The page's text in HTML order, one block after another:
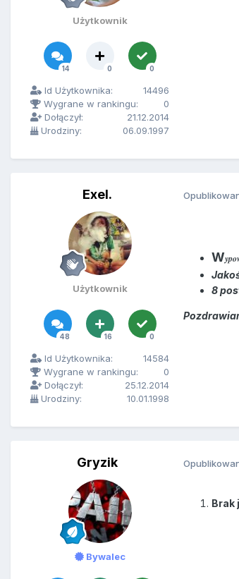
Użytkownik
14 0 0
Id Użytkownika:
14496
Wygrane w rankingu:
0
Dołączył:
21.12.2014
Urodziny:
06.09.1997
Exel.
Użytkownik
48 16 0
Id Użytkownika:
14584
Wygrane w rankingu:
0
Dołączył:
25.12.2014
Urodziny:
10.01.1998
W
8
Gryzik
Bywalec
Brak